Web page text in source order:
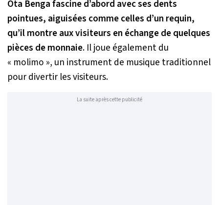
Ota Benga fascine d’abord avec ses dents
pointues, aiguisées comme celles d’un requin,
qu’il montre aux visiteurs en échange de quelques
pièces de monnaie. Il joue également du
« molimo », un instrument de musique traditionnel
pour divertir les visiteurs.
La suite après cette publicité